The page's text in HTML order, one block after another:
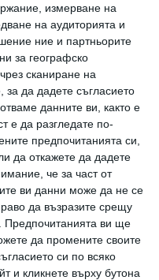
измерване на
на аудиторията и
ние и партньорите
за географско
сканиране на
за да дадете съгласието
данните ви, както е
е да разгледате по-
предпочитанията си,
да откажете да дадете
че за част от
ви данни може да не се
да възразите срещу
Предпочитанията ви ще
да промените своите
си по всяко
и кликнете върху бутона
до 1 година
и на какво може
от тях